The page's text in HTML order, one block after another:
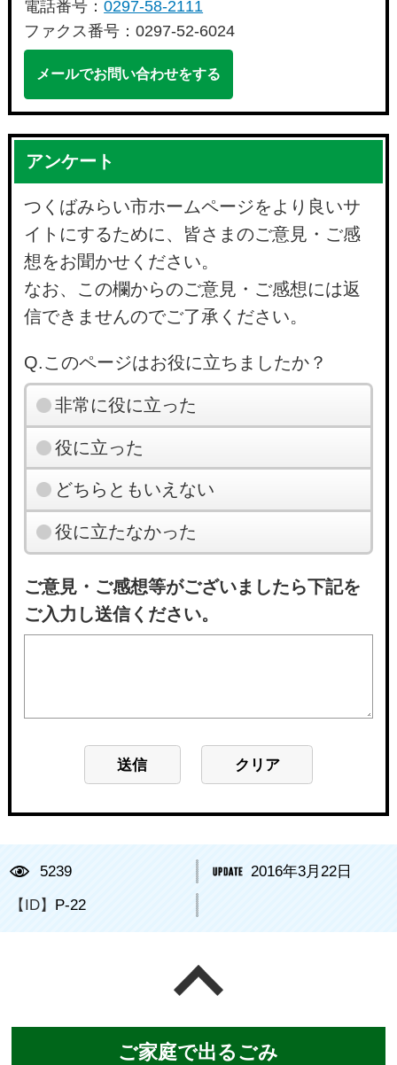
電話番号：0297-58-2111
ファクス番号：0297-52-6024
メールでお問い合わせをする
アンケート
つくばみらい市ホームページをより良いサ
イトにするために、皆さまのご意見・ご感
想をお聞かせください。
なお、この欄からのご意見・ご感想には返
信できませんのでご了承ください。
Q.このページはお役に立ちましたか？
非常に役に立った
役に立った
どちらともいえない
役に立たなかった
ご意見・ご感想等がございましたら下記を
ご入力し送信ください。
5239 2016年3月22日
【ID】 P-22
ご家庭で出るごみ